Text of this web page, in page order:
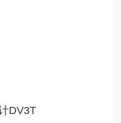
DV3T